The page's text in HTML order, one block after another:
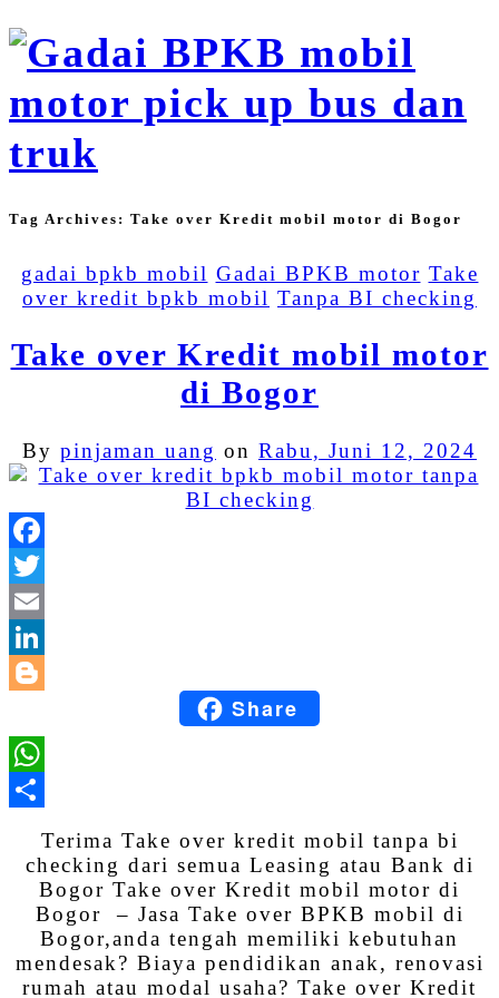
Tag Archives: Take over Kredit mobil motor di Bogor
gadai bpkb mobil Gadai BPKB motor Take
over kredit bpkb mobil Tanpa BI checking
Take over Kredit mobil motor
di Bogor
By pinjaman uang on Rabu, Juni 12, 2024
BloggerShare
Terima Take over kredit mobil tanpa bi
checking dari semua Leasing atau Bank di
Bogor Take over Kredit mobil motor di
Bogor – Jasa Take over BPKB mobil di
Bogor,anda tengah memiliki kebutuhan
mendesak? Biaya pendidikan anak, renovasi
rumah atau modal usaha? Take over Kredit